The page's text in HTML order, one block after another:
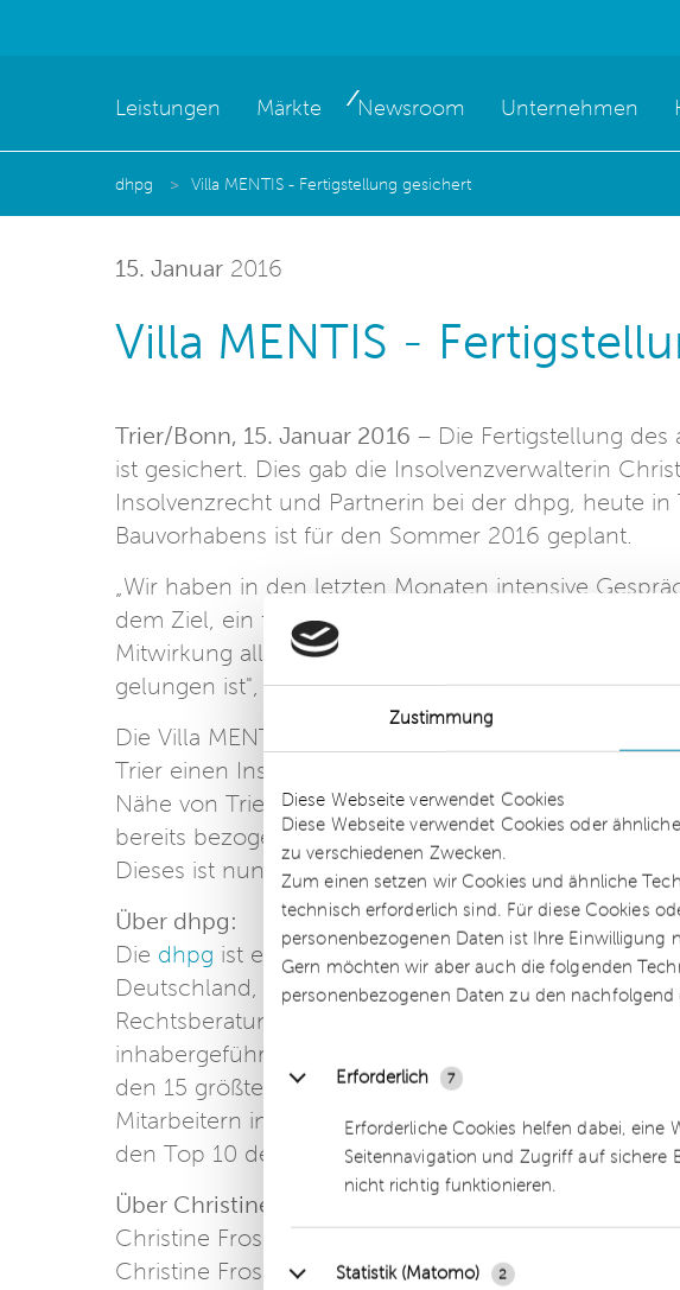
Zustimmung
Diese Webseite verwendet Cookies
Diese Webseite verwendet Cookies oder
zu verschiedenen Zwecken.
Zum einen setzen wir Cookies und ähnliche
technisch erforderlich sind. Für diese Cookies
personenbezogenen Daten ist Ihre Einwilligung
Gern möchten wir aber auch die folgenden
personenbezogenen Daten zu den
Erforderlich 7
Erforderliche Cookies helfen dabei,
Seitennavigation und Zugriff auf sichere
nicht richtig funktionieren.
Statistik (Matomo) 2
Leistungen Märkte Newsroom Unternehmen
dhpg Villa MENTIS - Fertigstellung gesichert
15. Januar 2016
Villa MENTIS -
Trier/Bonn, 15. Januar 2016 – Die Fertigstellung des
ist gesichert. Dies gab die Insolvenzverwalterin
Insolvenzrecht und Partnerin bei der dhpg, heute in
Bauvorhabens ist für den Sommer 2016 geplant.
„Wir haben in den letzten Monaten intensive
dem Ziel, ein tragfähiges Konzept zu entwickeln.
Mitwirkung aller, sei es auf Seiten der Hausbank,
gelungen ist", so Christine Frosch.
Die Villa MENTIS Wohnungsbaugenossenschaft eG
Trier einen Insolvenzantrag gestellt. Das neu
Nähe von Trier umfasst 45 barrierefreie
bereits bezogen, die restlichen Wohnungen
Dieses ist nun gesichert.
Über dhpg:
Die dhpg ist eines der führenden,
Deutschland, das sich auf die Kernbereiche
Rechtsberatung sowie Insolvenzverwaltung und
inhabergeführte Unternehmen gehört mit etwa 500
den 15 größten seiner Branche. Die dhpg ist Teil des
Mitarbeitern in 100 Ländern und einem
den Top 10 der internationalen Beratungs-
Über Christine Frosch:
Christine Frosch ist Rechtsanwältin und Partnerin
Christine Frosch mit der Insolvenzverwaltung. Die